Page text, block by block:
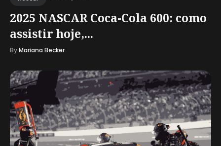
2025 NASCAR Coca-Cola 600: como
assistir hoje,...
ByMariana Becker